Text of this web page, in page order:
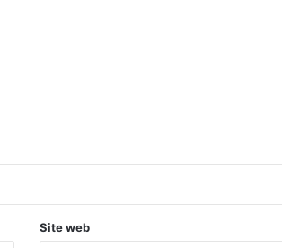
Site web